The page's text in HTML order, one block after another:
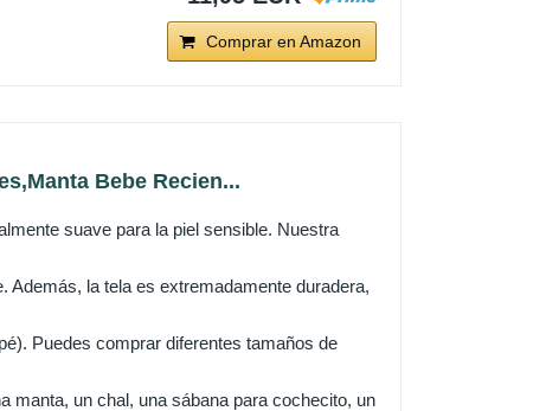
Comprar en Amazon
Bebe Recien...
suave para la piel sensible. Nuestra
la tela es extremadamente duradera,
Puedes comprar diferentes tamaños de
manta, un chal, una sábana para cochecito, un